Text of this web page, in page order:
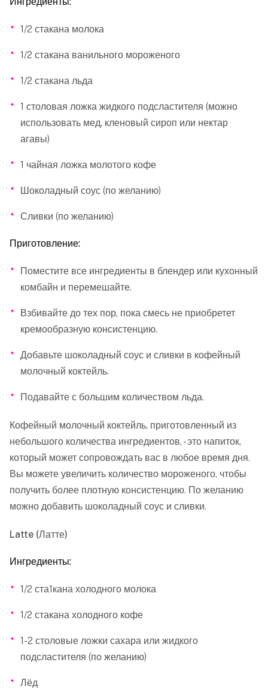
1/2 стакана молока
1/2 стакана ванильного мороженого
1/2 стакана льда
1 столовая ложка жидкого подсластителя (можно
использовать мед, кленовый сироп или нектар
агавы)
1 чайная ложка молотого кофе
Шоколадный соус (по желанию)
Сливки (по желанию)
Приготовление:
Поместите все ингредиенты в блендер или кухонный
комбайн и перемешайте.
Взбивайте до тех пор, пока смесь не приобретет
кремообразную консистенцию.
Добавьте шоколадный соус и сливки в кофейный
молочный коктейль.
Подавайте с большим количеством льда.
Кофейный молочный коктейль, приготовленный из
небольшого количества ингредиентов, - это напиток,
который может сопровождать вас в любое время дня.
Вы можете увеличить количество мороженого, чтобы
получить более плотную консистенцию. По желанию
можно добавить шоколадный соус и сливки.
Latte (Латте)
Ингредиенты:
1/2 ста1кана холодного молока
1/2 стакана холодного кофе
1-2 столовые ложки сахара или жидкого
подсластителя (по желанию)
Лёд